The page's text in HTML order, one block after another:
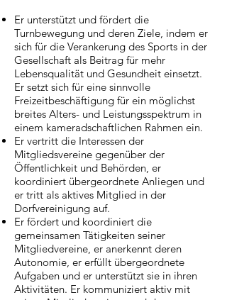
Er unterstützt und fördert die
Turnbewegung und deren Ziele, indem er
sich für die Verankerung des Sports in der
Gesellschaft als Beitrag für mehr
Lebensqualität und Gesundheit einsetzt.
Er setzt sich für eine sinnvolle
Freizeitbeschäftigung für ein möglichst
breites Alters- und Leistungsspektrum in
einem kameradschaftlichen Rahmen ein.
Er vertritt die Interessen der
Mitgliedsvereine gegenüber der
Öffentlichkeit und Behörden, er
koordiniert übergeordnete Anliegen und
er tritt als aktives Mitglied in der
Dorfvereinigung auf.
Er fördert und koordiniert die
gemeinsamen Tätigkeiten seiner
Mitgliedvereine, er anerkennt deren
Autonomie, er erfüllt übergeordnete
Aufgaben und er unterstützt sie in ihren
Aktivitäten. Er kommuniziert aktiv mit